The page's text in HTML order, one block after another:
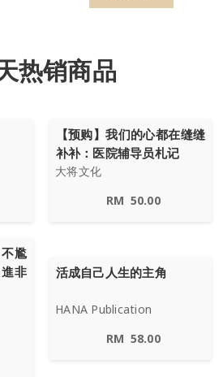
热销商品
【预购】我们的心都在缝缝
补补：医院辅导员札记
大将文化
RM 50.00
尷
非
活成自己人生的主角
HANA Publication
RM 58.00